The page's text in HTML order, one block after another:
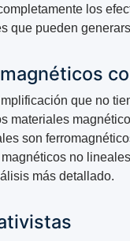
los
que pueden
que no
materiales
son
no
más detallado.